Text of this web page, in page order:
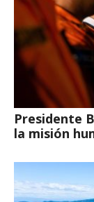
Presidente
la misión